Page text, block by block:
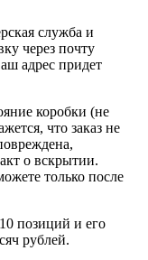
служба и
через почту
адрес придет
коробки (не
что заказ не
о вскрытии.
только после
позиций и его
рублей.